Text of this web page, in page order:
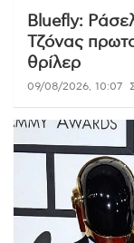
Bluefly:
Τζόνας
θρίλερ
09/08/2026, 10:07